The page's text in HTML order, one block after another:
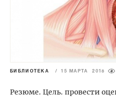
БИБЛИОТЕКА / 15 МАРТА 2018
Резюме. Цель. провести